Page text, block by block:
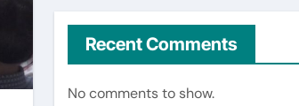
Recent Comments
No comments to show.